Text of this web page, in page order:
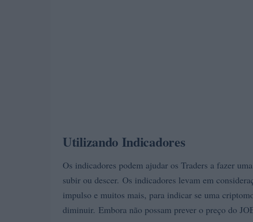
Utilizando Indicadores
Os indicadores podem ajudar os Traders a fazer
subir ou descer. Os indicadores levam em
impulso e muitos mais, para indicar se uma
diminuir. Embora não possam prever o preço do